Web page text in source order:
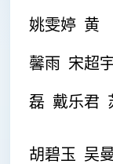
姚雯婷 黄
馨雨 宋超
磊 戴乐君
胡碧玉 吴